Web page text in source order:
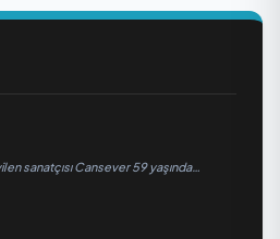
sanatçısı Cansever 59 yaşında